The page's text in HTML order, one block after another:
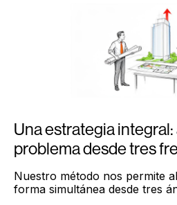
Una estrategia
problema desde tres
Nuestro método nos permite
forma simultánea desde tres